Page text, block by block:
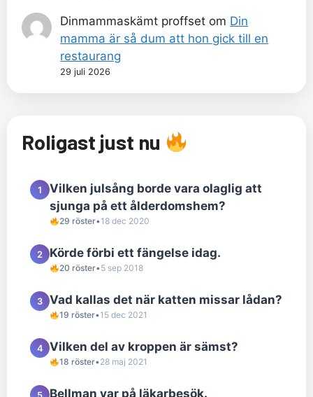
Dinmammaskämt proffset om Din
mamma är så dum att hon gick till en
restaurang
29 juli 2026
Roligast just nu
1
Vilken julsång borde vara olaglig att
sjunga på ett ålderdomshem?
29 röster•18 dec 2020
2 Körde förbi ett fängelse idag.
20 röster•5 sep 2018
3 Vad kallas det när katten missar lådan?
19 röster•15 dec 2021
4 Vilken del av kroppen är sämst?
18 röster•28 maj 2021
Bellman var på läkarbesök.